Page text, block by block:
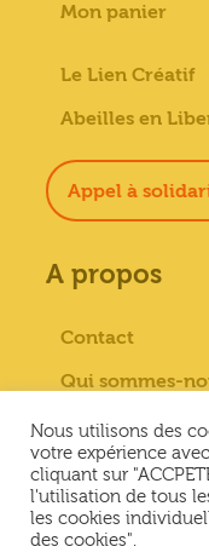
Mon panier
Le Lien Créatif
Abeilles en
Appel à
A propos
Contact
Qui sommes-
Paiement
Mentions
Conditions
Nous utilisons des
votre expérience
cliquant sur
l'utilisation de tous
les cookies
des cookies".